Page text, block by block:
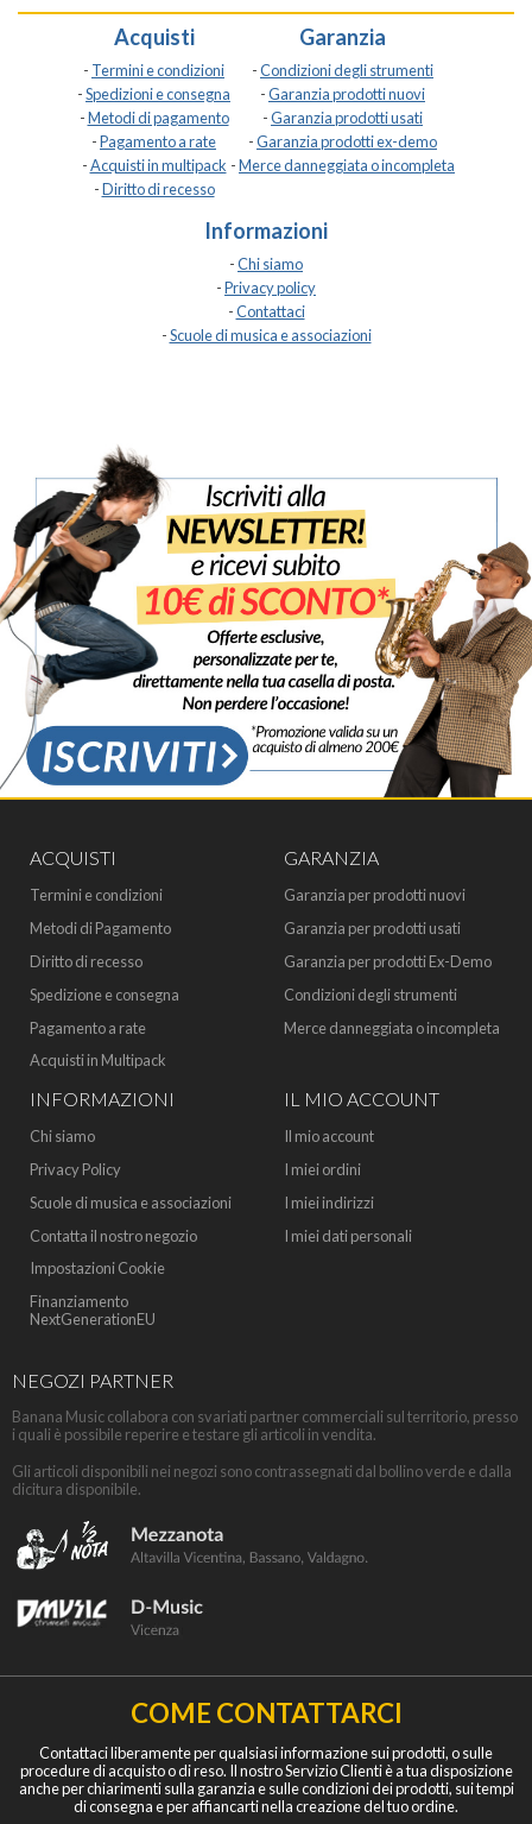
Acquisti
- Termini e condizioni
-Spedizioni e consegna
-Metodi di pagamento
-Pagamento a rate
-Acquisti in multipack
-Diritto di recesso
Garanzia
-Condizioni degli strumenti
-Garanzia prodotti nuovi
-Garanzia prodotti usati
-Garanzia prodotti ex-demo
-Merce danneggiata o incompleta
Informazioni
-Chi siamo
-Privacy policy
-Contattaci
-Scuole di musica e associazioni
ACQUISTI
Termini e condizioni
Metodi di Pagamento
Diritto di recesso
Spedizione e consegna
Pagamento a rate
Acquisti in Multipack
GARANZIA
Garanzia per prodotti nuovi
Garanzia per prodotti usati
Garanzia per prodotti Ex-Demo
Condizioni degli strumenti
Merce danneggiata o incompleta
INFORMAZIONI
Chi siamo
Privacy Policy
Scuole di musica e associazioni
Contatta il nostro negozio
Impostazioni Cookie
Finanziamento
NextGenerationEU
IL MIO ACCOUNT
Il mio account
I miei ordini
I miei indirizzi
I miei dati personali
NEGOZI PARTNER
Banana Music collabora con svariati partner commerciali sul territorio, presso
i quali è possibile reperire e testare gli articoli in vendita.
Gli articoli disponibili nei negozi sono contrassegnati dal bollino verde e dalla
dicitura disponibile.
COME CONTATTARCI
Contattaci liberamente per qualsiasi informazione sui prodotti, o sulle
procedure di acquisto o di reso. Il nostro Servizio Clienti è a tua disposizione
anche per chiarimenti sulla garanzia e sulle condizioni dei prodotti, sui tempi
di consegna e per affiancarti nella creazione del tuo ordine.